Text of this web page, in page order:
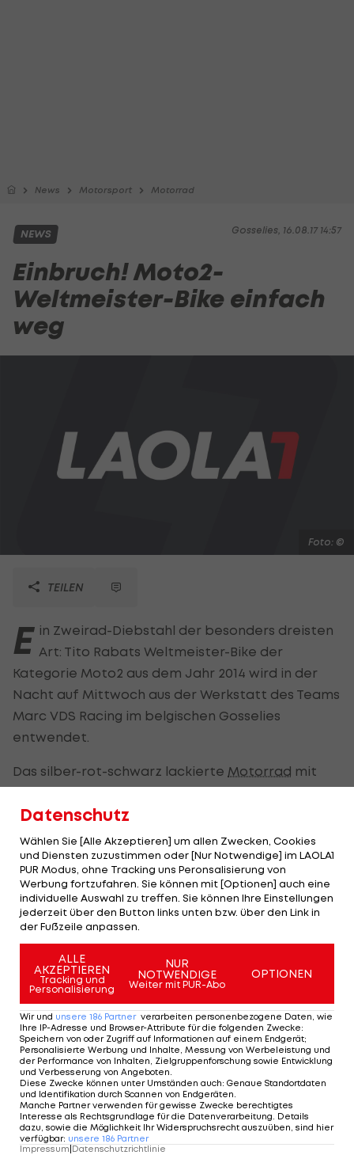
News Motorsport Motorrad
Gosselies, 16.08.17 14:57
NEWS
Einbruch! Moto2-
Weltmeister-Bike einfach
weg
Foto: ©
TEILEN
E in Zweirad-Diebstahl der besonders dreisten
Art: Tito Rabats Weltmeister-Bike der
Kategorie Moto2 aus dem Jahr 2014 wird in der
Nacht auf Mittwoch aus der Werkstatt des Teams
Marc VDS Racing im belgischen Gosselies
entwendet.
Das silber-rot-schwarz lackierte Motorrad mit
der Startnummer 53 ist dort ausgestellt gewesen
und der einzige wertvolle Gegenstand, den die
Täter gegen 02:00 Uhr morgens mitgehen lassen.
Mit diesem Bike gewann der Spanier, der
mittlerweileMotoGPfährt, sieben Rennen.
Zu veräußern dürfte das heikle Diebesgut
allerdings schwer sein. Das Team bittet um
Hinweise.
Mehr zum Thema
Datenschutz
Wählen Sie [Alle Akzeptieren] um allen Zwecken, Cookies
und Diensten zuzustimmen oder [Nur Notwendige] im LAOLA1
PUR Modus, ohne Tracking uns Peronsalisierung von
Werbung fortzufahren. Sie können mit [Optionen] auch eine
individuelle Auswahl zu treffen. Sie können Ihre Einstellungen
jederzeit über den Button links unten bzw. über den Link in
der Fußzeile anpassen.
ALLE
AKZEPTIEREN
Tracking und
Personalisierung
NUR
NOTWENDIGE
Weiter mit PUR-Abo
OPTIONEN
Wir und unsere 186 Partner verarbeiten personenbezogene Daten, wie
Ihre IP-Adresse und Browser-Attribute für die folgenden Zwecke:
Speichern von oder Zugriff auf Informationen auf einem Endgerät;
Personalisierte Werbung und Inhalte, Messung von Werbeleistung und
der Performance von Inhalten, Zielgruppenforschung sowie Entwicklung
und Verbesserung von Angeboten.
Diese Zwecke können unter Umständen auch: Genaue Standortdaten
und Identifikation durch Scannen von Endgeräten.
Manche Partner verwenden für gewisse Zwecke berechtigtes
Interesse als Rechtsgrundlage für die Datenverarbeitung. Details
dazu, sowie die Möglichkeit Ihr Widerspruchsrecht auszuüben, sind hier
verfügbar: unsere 186 Partner
Impressum Datenschutzrichtlinie